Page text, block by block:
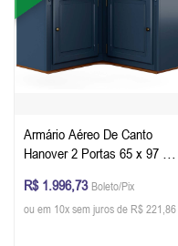
Armário Aéreo De Canto
Hanover 2 Portas 65 x 97 x
Petróleo - Imbuia Glazer
R$ 1.996,73 Boleto/Pix
ou em 10x sem juros de R$ 221,86